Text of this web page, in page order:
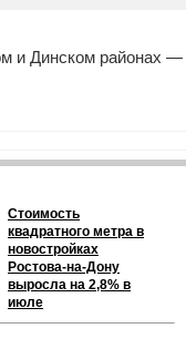
и Динском районах —
Стоимость
квадратного метра в
новостройках
Ростова-на-Дону
выросла на 2,8% в
июле